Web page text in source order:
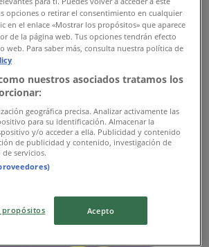
opciones o retirar el consentimiento en cualquier
en el enlace «Mostrar los propósitos» que aparece
de la página web. Tus opciones tendrán efecto
web. Para saber más, consulta nuestra política de
nuestros asociados tratamos los
geográfica precisa. Analizar activamente las
para su identificación. Almacenar la
y/o acceder a ella. Publicidad y contenido
de publicidad y contenido, investigación de
servicios.
propósitos Acepto